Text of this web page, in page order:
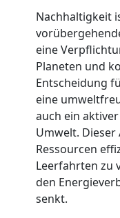
Nachhaltigkeit
eine
Planeten und
Entscheidung
eine
auch ein
Umwelt. Dieser
Ressourcen
Leerfahrten zu
den
senkt.
Mann
LKW
Möbellift
Wiener